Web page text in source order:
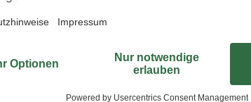
eine stets
schickes Design